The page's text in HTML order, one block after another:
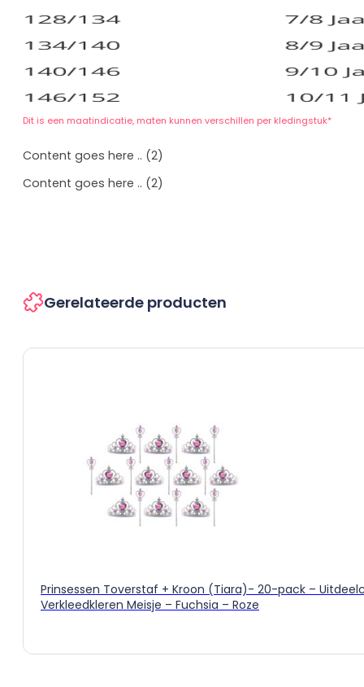
Dit is een maatindicatie, maten kunnen verschillen per kledingstuk*
Content goes here .. (2)
Content goes here .. (2)
Gerelateerde producten
Prinsessen Toverstaf + Kroon (Tiara)- 20-pack –
Verkleedkleren Meisje – Fuchsia – Roze